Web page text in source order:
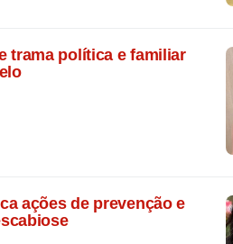
trama política e familiar
ações de prevenção e